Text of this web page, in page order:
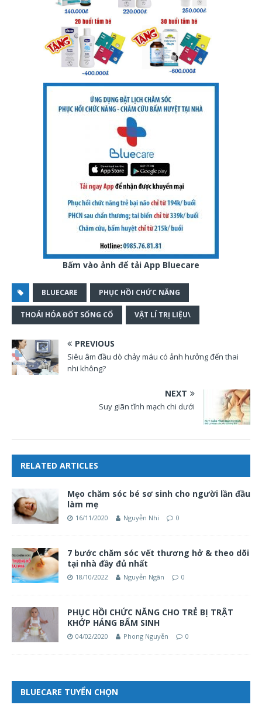
Bấm vào ảnh để tải App Bluecare
BLUECARE PHỤC HỒI CHỨC NĂNG
THOÁI HÓA ĐỐT SỐNG CỔ VẬT LÍ TRỊ LIỆU\
PREVIOUS
Siêu âm đầu dò chảy máu có ảnh hưởng đến thai
nhi không?
NEXT
Suy giãn tĩnh mạch chi dưới
RELATED ARTICLES
Mẹo chăm sóc bé sơ sinh cho người lần đầu
làm mẹ
16/11/2020 Nguyễn Nhi 0
7 bước chăm sóc vết thương hở & theo dõi
tại nhà đầy đủ nhất
18/10/2022 Nguyễn Ngân 0
PHỤC HỒI CHỨC NĂNG CHO TRẺ BỊ TRẬT
KHỚP HÁNG BẨM SINH
04/02/2020 Phong Nguyễn 0
BLUECARE TUYỂN CHỌN